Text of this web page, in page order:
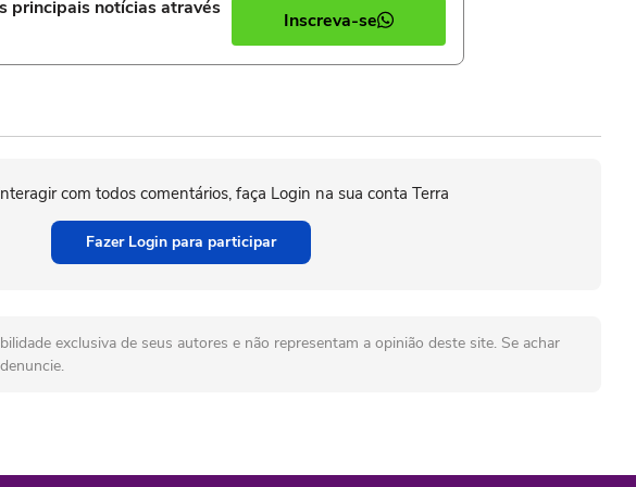
principais notícias através
Inscreva-se
com todos comentários, faça Login na sua conta Terra
Fazer Login para participar
exclusiva de seus autores e não representam a opinião deste site. Se achar